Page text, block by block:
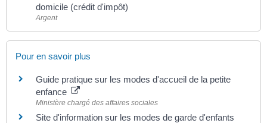
domicile (crédit d'impôt)
Argent
Pour en savoir plus
Guide pratique sur les modes d'accueil de la petite
enfance
Ministère chargé des affaires sociales
Site d'information sur les modes de garde d'enfants